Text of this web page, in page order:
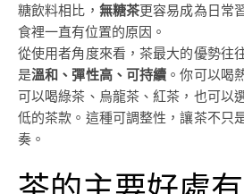
糖飲料相比， 無糖茶更容易成為日常
食裡一直有位置的原因。
從使用者角度來看，茶最大的優勢往
是溫和、彈性高、可持續 。你可以喝
可以喝綠茶、烏龍茶、紅茶，也可以
低的茶款。這種可調整性，讓茶不只
奏。